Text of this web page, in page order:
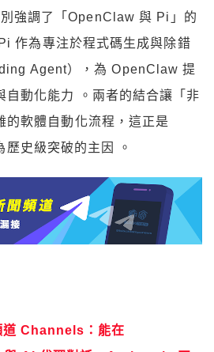
強調了「OpenClaw 與 Pi」的
作為專注於程式碼生成與除錯
Agent），為 OpenClaw 提
自動化能力 。兩者的結合讓「非
的軟體自動化流程，這正是
史級突破的主因 。
Channels：能在